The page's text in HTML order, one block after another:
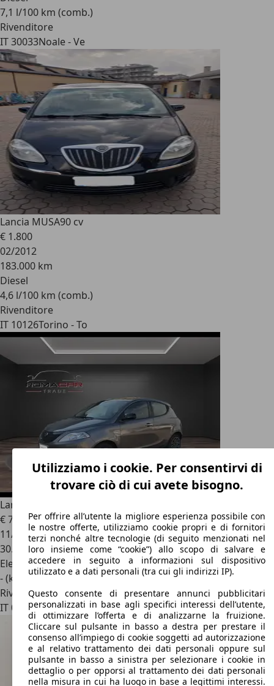
7,1 l/100 km (comb.)
Rivenditore
IT 30033Noale - Ve
Lancia MUSA90 cv
€ 1.800
02/2012
183.000 km
Diesel
4,6 l/100 km (comb.)
Rivenditore
IT 10126Torino - To
Lancia Ypsilon
€ 7.9801
11/2023
30.271 km
Elettrica/Benzina
- (kWh/100 km)
Rivenditore
IT 00128Roma - Rm
Utilizziamo i cookie. Per consentirvi di
trovare ciò di cui avete bisogno.
Per offrire all’utente la migliore esperienza possibile con
le nostre offerte, utilizziamo cookie propri e di fornitori
terzi nonché altre tecnologie (di seguito menzionati nel
loro insieme come “cookie”) allo scopo di salvare e
accedere in seguito a informazioni sul dispositivo
utilizzato e a dati personali (tra cui gli indirizzi IP).
Questo consente di presentare annunci pubblicitari
personalizzati in base agli specifici interessi dell’utente,
di ottimizzare l’offerta e di analizzarne la fruizione.
Cliccare sul pulsante in basso a destra per prestare il
consenso all’impiego di cookie soggetti ad autorizzazione
e al relativo trattamento dei dati personali oppure sul
pulsante in basso a sinistra per selezionare i cookie in
dettaglio o per opporsi al trattamento dei dati personali
nella misura in cui ha luogo in base a legittimi interessi.